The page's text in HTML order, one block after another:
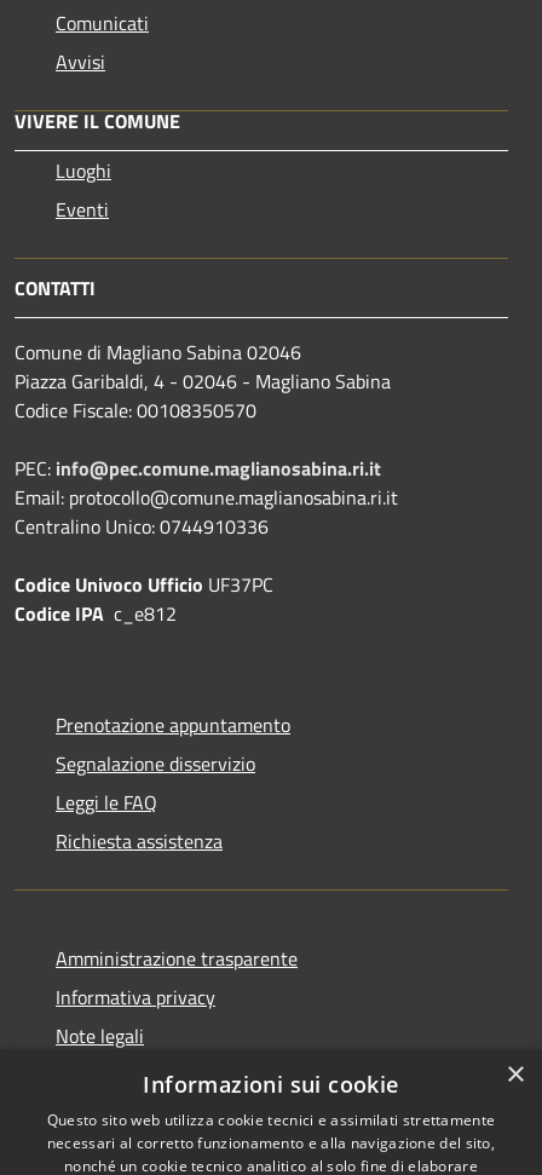
Comunicati
Avvisi
VIVERE IL COMUNE
Luoghi
Eventi
CONTATTI
Comune di Magliano Sabina 02046
Piazza Garibaldi, 4 - 02046 - Magliano Sabina
Codice Fiscale: 00108350570
PEC: info@pec.comune.maglianosabina.ri.it
Email: protocollo@comune.maglianosabina.ri.it
Centralino Unico: 0744910336
Codice Univoco Ufficio UF37PC
Codice IPA c_e812
Prenotazione appuntamento
Segnalazione disservizio
Leggi le FAQ
Richiesta assistenza
Amministrazione trasparente
Informativa privacy
Note legali
Dichiarazione di accessibilità
×
Informazioni sui cookie
Questo sito web utilizza cookie tecnici e assimilati strettamente
necessari al corretto funzionamento e alla navigazione del sito,
nonché un cookie tecnico analitico al solo fine di elaborare